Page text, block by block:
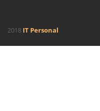
2018 IT Personal